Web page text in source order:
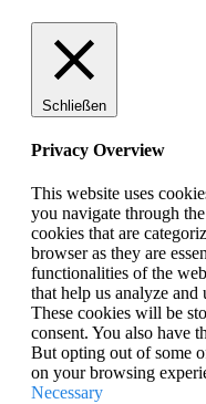
Schließen
Privacy Overview
This website uses
you navigate through
cookies that are
browser as they are
functionalities of the
that help us analyze
These cookies will be
consent. You also have
But opting out of some
on your browsing
Necessary